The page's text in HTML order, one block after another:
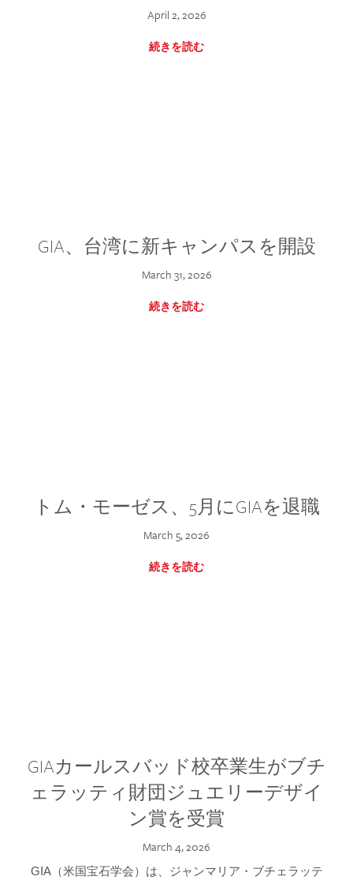
April 2, 2026
続きを読む
GIA、台湾に新キャンパスを開設
March 31, 2026
続きを読む
トム・モーゼス、5月にGIAを退職
March 5, 2026
続きを読む
GIAカールスバッド校卒業生がブチ
ェラッティ財団ジュエリーデザイ
ン賞を受賞
March 4, 2026
GIA（米国宝石学会）は、ジャンマリア・ブチェラッテ